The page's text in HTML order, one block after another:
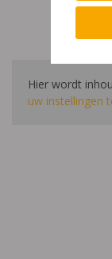
Hier wordt
uw instellingen